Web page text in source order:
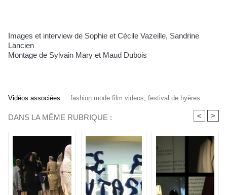
Images et interview de Sophie et Cécile Vazeille, Sandrine
Lancien
Montage de Sylvain Mary et Maud Dubois
Vidéos associées : : fashion mode film videos, festival de hyères
DANS LA MÊME RUBRIQUE : < >